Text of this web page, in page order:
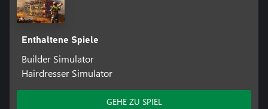
Enthaltene Spiele
Builder Simulator
Hairdresser Simulator
GEHE ZU SPIEL